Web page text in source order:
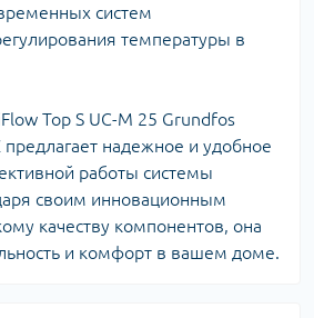
систем
температуры в
Top S UC-M 25 Grundfos
надежное и удобное
работы системы
своим инновационным
качеству компонентов, она
и комфорт в вашем доме.